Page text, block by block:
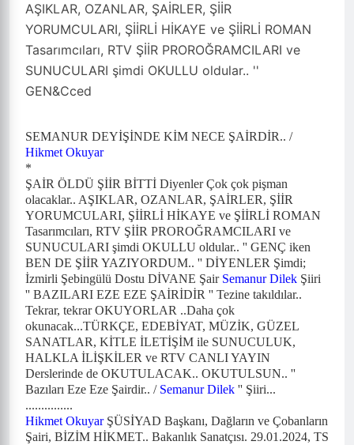
AŞIKLAR, OZANLAR, ŞAİRLER, ŞİİR
YORUMCULARI, ŞİİRLİ HİKAYE ve ŞİİRLİ ROMAN
Tasarımcıları, RTV ŞİİR PROROĞRAMCILARI ve
SUNUCULARI şimdi OKULLU oldular.. ''
GEN&Cced
SEMANUR DEYİŞİNDE KİM NECE ŞAİRDİR.. /
Hikmet Okuyar
*
ŞAİR ÖLDÜ ŞİİR BİTTİ Diyenler Çok çok pişman
olacaklar.. AŞIKLAR, OZANLAR, ŞAİRLER, ŞİİR
YORUMCULARI, ŞİİRLİ HİKAYE ve ŞİİRLİ ROMAN
Tasarımcıları, RTV ŞİİR PROROĞRAMCILARI ve
SUNUCULARI şimdi OKULLU oldular.. '' GENÇ iken
BEN DE ŞİİR YAZIYORDUM.. '' DİYENLER Şimdi;
İzmirli Şebingülü Dostu DİVANE Şair Semanur Dilek Şiiri
'' BAZILARI EZE EZE ŞAİRİDİR '' Tezine takıldılar..
Tekrar, tekrar OKUYORLAR ..Daha çok
okunacak...TÜRKÇE, EDEBİYAT, MÜZİK, GÜZEL
SANATLAR, KİTLE İLETİŞİM ile SUNUCULUK,
HALKLA İLİŞKİLER ve RTV CANLI YAYIN
Derslerinde de OKUTULACAK.. OKUTULSUN.. ''
Bazıları Eze Eze Şairdir.. / Semanur Dilek '' Şiiri...
...............
Hikmet OkuyarŞÜSİYAD Başkanı, Dağların ve Çobanların
Şairi, BİZİM HİKMET.. Bakanlık Sanatçısı. 29.01.2024, TS